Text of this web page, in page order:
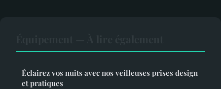
Éclairez vos nuits avec nos veilleuses prises design
et pratiques